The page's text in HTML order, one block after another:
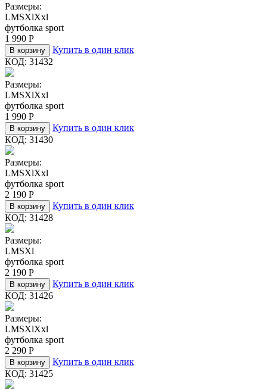
Размеры:
LMSXlXxl
футболка sport
1 990 Р
В корзину
Купить в один клик
КОД: 31432
Размеры:
LMSXlXxl
футболка sport
1 990 Р
В корзину
Купить в один клик
КОД: 31430
Размеры:
LMSXlXxl
футболка sport
2 190 Р
В корзину
Купить в один клик
КОД: 31428
Размеры:
LMSXl
футболка sport
2 190 Р
В корзину
Купить в один клик
КОД: 31426
Размеры:
LMSXlXxl
футболка sport
2 290 Р
В корзину
Купить в один клик
КОД: 31425